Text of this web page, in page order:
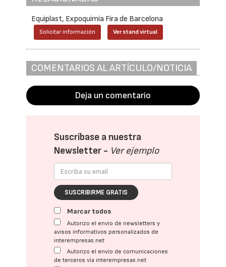
Equiplast, Expoquimia Fira de Barcelona
Solicitar información Ver stand virtual
COMENTARIOS AL ARTÍCULO/NOTICIA
Deja un comentario
Suscríbase a nuestra
Newsletter - Ver ejemplo
SUSCRIBIRME GRATIS
Marcar todos
Autorizo el envío de newsletters y
avisos informativos personalizados de
interempresas.net
Autorizo el envío de comunicaciones
de terceros vía interempresas.net